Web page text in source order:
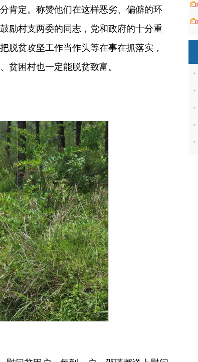
肯定。称赞他们在这样恶劣、偏僻的环
励村支两委的同志，党和政府的十分重
脱贫攻坚工作当作头等在事在抓落实，
贫困村也一定能脱贫致富。